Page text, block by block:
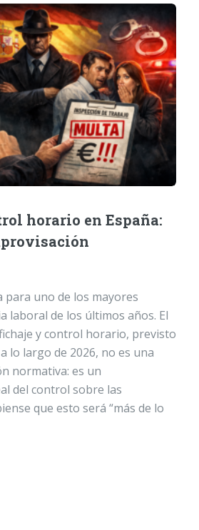
horario en España:
para uno de los mayores
laboral de los últimos años. El
y control horario, previsto
lo largo de 2026, no es una
normativa: es un
del control sobre las
que esto será “más de lo